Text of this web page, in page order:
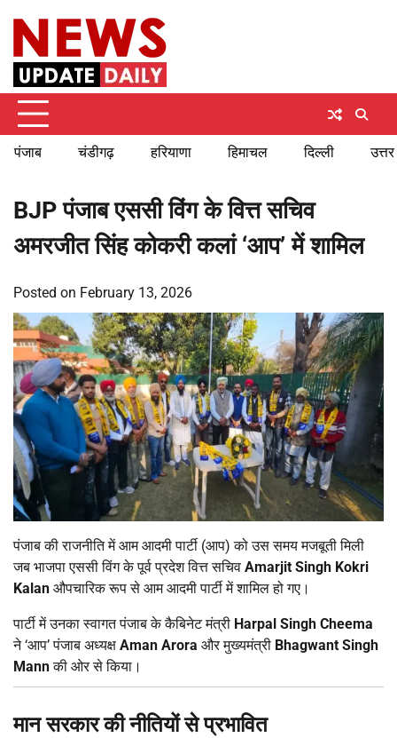
content
पंजाब चंडीगढ़ हरियाणा हिमाचल दिल्ली
BJP पंजाब एससी विंग के वित्त सचिव
अमरजीत सिंह कोकरी कलां ‘आप’ में शामिल
Posted on February 13, 2026
पंजाब की राजनीति में आम आदमी पार्टी (आप) को उस समय मजबूती मिली
जब भाजपा एससी विंग के पूर्व प्रदेश वित्त सचिव Amarjit Singh Kokri
Kalan औपचारिक रूप से आम आदमी पार्टी में शामिल हो गए।
पार्टी में उनका स्वागत पंजाब के कैबिनेट मंत्री Harpal Singh Cheema
ने ‘आप’ पंजाब अध्यक्ष Aman Arora और मुख्यमंत्री Bhagwant Singh
Mannकी ओर से किया।
मान सरकार की नीतियों से प्रभावित